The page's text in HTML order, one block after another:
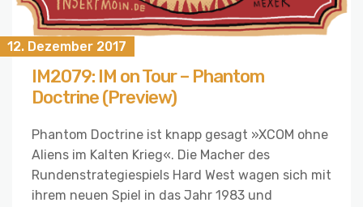
12. Dezember 2017
IM2079: IM on Tour – Phantom
Doctrine (Preview)
Phantom Doctrine ist knapp gesagt »XCOM ohne
Aliens im Kalten Krieg«. Die Macher des
Rundenstrategiespiels Hard West wagen sich mit
ihrem neuen Spiel in das Jahr 1983 und